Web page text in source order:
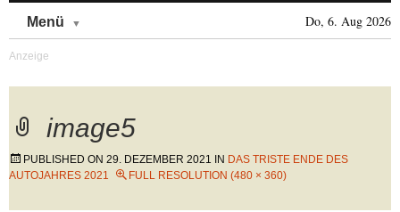
Menü Do, 6. Aug 2026
image5
PUBLISHED ON 29. DEZEMBER 2021 IN DAS TRISTE ENDE DES
AUTOJAHRES 2021
FULL RESOLUTION (480 × 360)